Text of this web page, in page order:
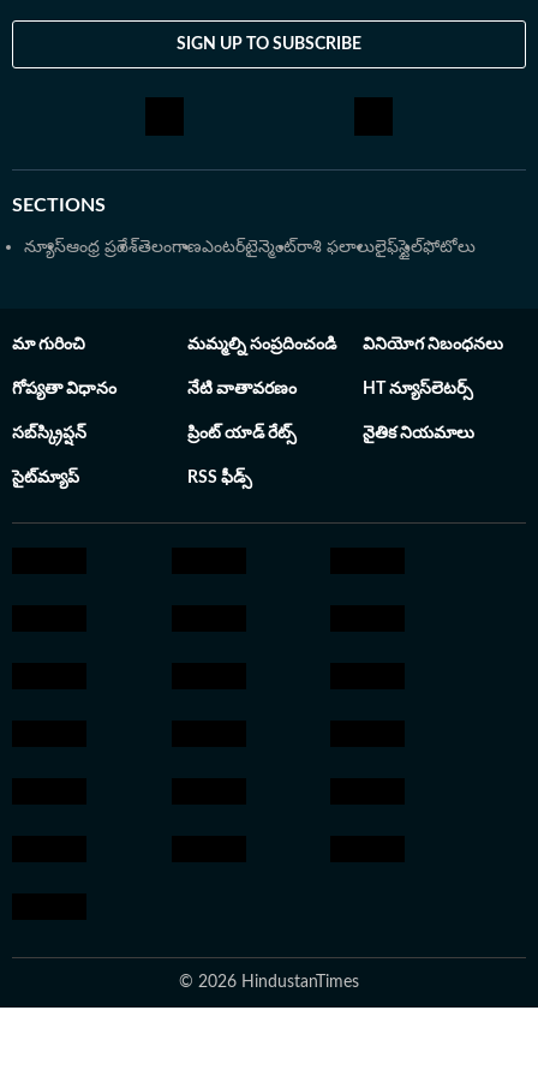
కథనాలు అందించడంతోపాటు ఫిల్మీ రిపోర్టింగ్ చేశారు. కంటెంట్
రాయడం, ఎడిటింగ్‌తోపాటు వీడియో ఎడిటింగ్, ఎస్‌ఈవో (SEO)
అంశాలపై మంచి పట్టు ఉంది. 2017లో తెలంగాణ
అందించిన బులిటెన్స్, న్యూస్ ఆర్టికల్స్‌తో సదరు వెబ్‌సైట్ లాంచ్
అవడం విశేషం. అనంతరం ఏడాదికి కంటెంట్ ఎడిటర్‌గా పని
అందిస్తున్నారు. ప్రతి కథనాన్ని లోతుగా విశ్లేషించి పాఠకులకు
సులభంగా అర్థమయ్యేలా అందించడం సంజీవ్ కుమార్ శైలి.
SIGN UP TO SUBSCRIBE
SECTIONS
న్యూస్ఆంధ్ర ప్రదేశ్తెలంగాణఎంటర్‌టైన్మెంట్రాశి ఫలాలులైఫ్‌స్టైల్ఫోటోలు
మా గురించి మమ్మల్ని సంప్రదించండి వినియోగ నిబంధనలు
గోప్యతా విధానం నేటి వాతావరణం HT న్యూస్‌లెటర్స్
సబ్‌స్క్రిప్షన్ ప్రింట్ యాడ్ రేట్స్ నైతిక నియమాలు
సైట్‌మ్యాప్ RSS ఫీడ్స్
© 2026 HindustanTimes